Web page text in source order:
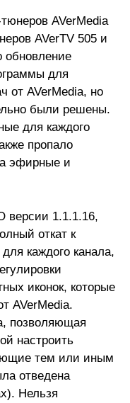
AVerMedia
AVerTV 505 и
обновление
для
от AVerMedia, но
были решены.
для каждого
пропало
эфирные и
версии 1.1.1.16,
откат к
каждого канала,
иконок, которые
AVerMedia.
позволяющая
настроить
тем или иным
отведена
Нельзя